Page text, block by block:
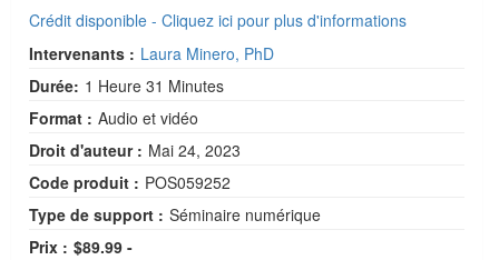
Crédit disponible - Cliquez ici pour plus d'informations
Intervenants : Laura Minero, PhD
Durée: 1 Heure 31 Minutes
Format : Audio et vidéo
Droit d'auteur : Mai 24, 2023
Code produit : POS059252
Type de support : Séminaire numérique
Prix : $89.99 -